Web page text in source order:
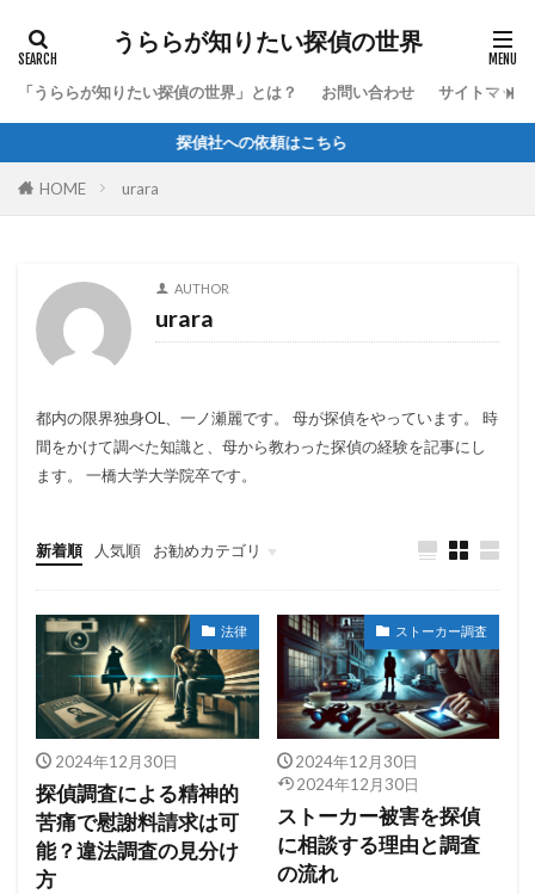
うららが知りたい探偵の世界
「うららが知りたい探偵の世界」とは？ お問い合わせ サイトマップ
探偵社への依頼はこちら
HOME urara
AUTHOR
urara
都内の限界独身OL、一ノ瀬麗です。 母が探偵をやっています。 時
間をかけて調べた知識と、母から教わった探偵の経験を記事にし
ます。 一橋大学大学院卒です。
新着順 人気順 お勧めカテゴリ
Uncategorized
法律
2024年12月30日
探偵調査による精神的
苦痛で慰謝料請求は可
能？違法調査の見分け
方
ストーカー調査
2024年12月30日
2024年12月30日
ストーカー被害を探偵
に相談する理由と調査
の流れ